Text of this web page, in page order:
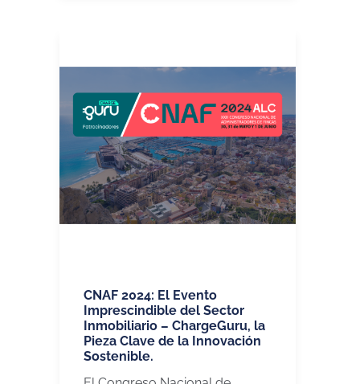
CNAF 2024: El Evento
Imprescindible del Sector
Inmobiliario – ChargeGuru, la
Pieza Clave de la Innovación
Sostenible.